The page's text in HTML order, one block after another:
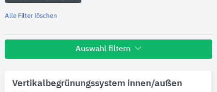
Alle Filter löschen
Auswahl filtern
Mobilane
Vertikalbegrünungssystem innen/außen